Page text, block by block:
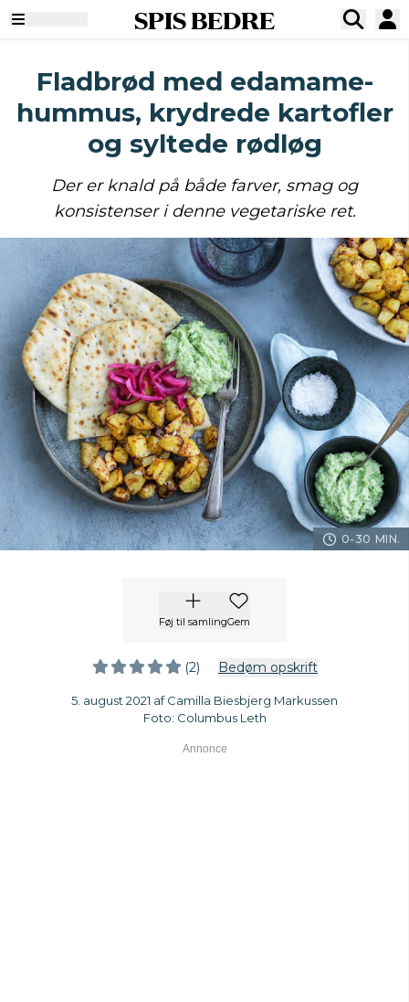
SPIS BEDRE
Fladbrød med edamame-
hummus, krydrede kartofler
og syltede rødløg
Der er knald på både farver, smag og
konsistenser i denne vegetariske ret.
0-30 MIN.
Føj til samlingGem
(2) Bedøm opskrift
5. august 2021 af Camilla Biesbjerg Markussen
Foto: Columbus Leth